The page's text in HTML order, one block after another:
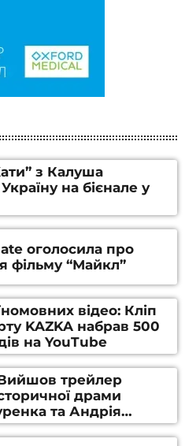
з Калуша
на бієнале у
оголосила про
фільму “Майкл”
відео: Кліп
KAZKA набрав 500
на YouTube
трейлер
драми
та Андрія